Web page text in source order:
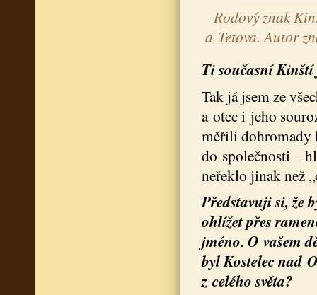
Rodový znak
a Tetova. Autor
Ti současní Kinští
Tak já jsem ze
a otec i jeho
měřili dohromady
do společnosti –
neřeklo jinak než
Představuji si, že
ohlížet přes
jméno. O vašem
byl Kostelec nad
z celého světa?